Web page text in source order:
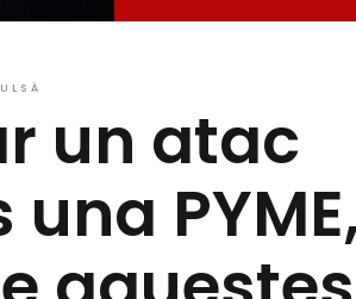
un atac